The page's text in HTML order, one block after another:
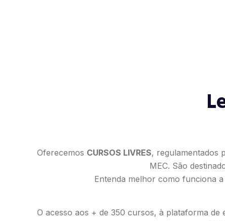
Oferecemos CURSOS LIVRES, regulamentados
MEC. São
Entenda melhor como funciona
O acesso aos + de 350 cursos, à plataforma